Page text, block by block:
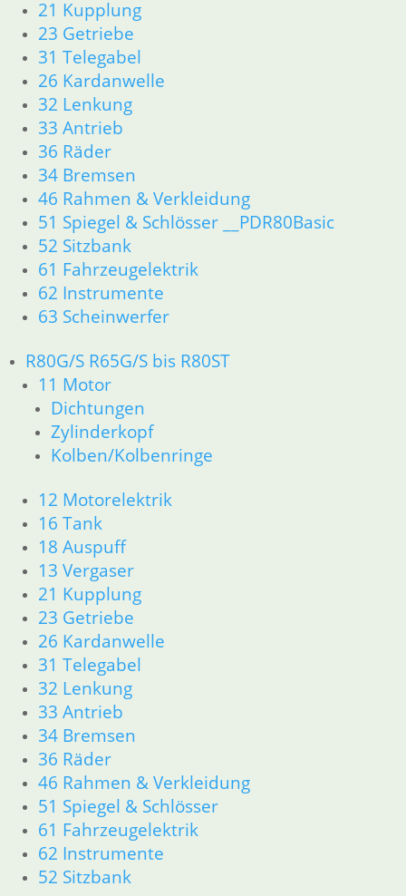
21 Kupplung
23 Getriebe
31 Telegabel
26 Kardanwelle
32 Lenkung
33 Antrieb
36 Räder
34 Bremsen
46 Rahmen & Verkleidung
51 Spiegel & Schlösser __PDR80Basic
52 Sitzbank
61 Fahrzeugelektrik
62 Instrumente
63 Scheinwerfer
R80G/S R65G/S bis R80ST
11 Motor
Dichtungen
Zylinderkopf
Kolben/Kolbenringe
12 Motorelektrik
16 Tank
18 Auspuff
13 Vergaser
21 Kupplung
23 Getriebe
26 Kardanwelle
31 Telegabel
32 Lenkung
33 Antrieb
34 Bremsen
36 Räder
46 Rahmen & Verkleidung
51 Spiegel & Schlösser
61 Fahrzeugelektrik
62 Instrumente
52 Sitzbank
33 Antrieb
36 Räder
34 Bremsen
46 Rahmen & Verkleidung
51 Spiegel & Schlösser __PDR80Basic
52 Sitzbank
61 Fahrzeugelektrik
62 Instrumente
63 Scheinwerfer
R80G/S R65G/S bis R80ST
11 Motor
Dichtungen
Zylinderkopf
Kolben/Kolbenringe
12 Motorelektrik
16 Tank
13 Vergaser
21 Kupplung
23 Getriebe
26 Kardanwelle
31 Telegabel
33 Antrieb
34 Bremsen
36 Räder
46 Rahmen & Verkleidung
51 Spiegel & Schlösser
61 Fahrzeugelektrik
62 Instrumente
52 Sitzbank
R80GS bis R100GS PD 1990
11 Motor
Dichtungen
Kolben/Kolbenringe
Zylinderkopf
12 Motorelektrik
13 Vergaser
16 Tank
18 Auspuff
21 Kupplung
23 Getriebe
26 Kardanwelle